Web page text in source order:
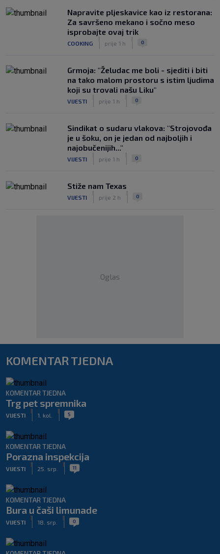
Napravite pljeskavice kao iz restorana:
Za savršeno mekano i sočno meso
isprobajte ovaj trik
COOKING prije 1 h 0
Grmoja: "Želudac me boli - sjediti i biti
na tako malom prostoru s istim ljudima
koji su trovali našu Liku"
VIJESTI prije 1 h 0
Sindikat o sudaru vlakova: "Strojovođa
je u šoku, on je jedan od najboljih i
najobučenijih..."
VIJESTI prije 1 h 0
Stiže nam Texas
VIJESTI prije 2 h 0
Oglas
KOMENTAR TJEDNA
KOMENTAR TJEDNA
Trg pet spremnika
VIJESTI 1. kol. 5
KOMENTAR TJEDNA
Porazna inspekcija
VIJESTI 25. srp. 11
KOMENTAR TJEDNA
Bura u čaši limunade
VIJESTI 18. srp. 0